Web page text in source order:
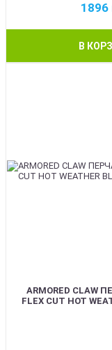
1896
В
ARMORED CLAW
FLEX CUT HOT